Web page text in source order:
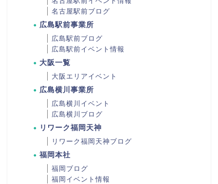
名古屋駅前ブログ
広島駅前事業所
広島駅前ブログ
広島駅前イベント情報
大阪一覧
大阪エリアイベント
広島横川事業所
広島横川イベント
広島横川ブログ
リワーク福岡天神
リワーク福岡天神ブログ
福岡本社
福岡ブログ
福岡イベント情報